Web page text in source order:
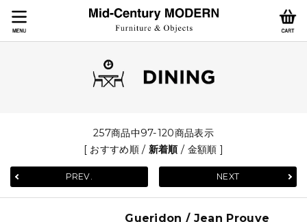
257商品中97-120商品表示
[ おすすめ順/ 新着順/ 金額順 ]
PREV. NEXT
Gueridon / Jean Prouve